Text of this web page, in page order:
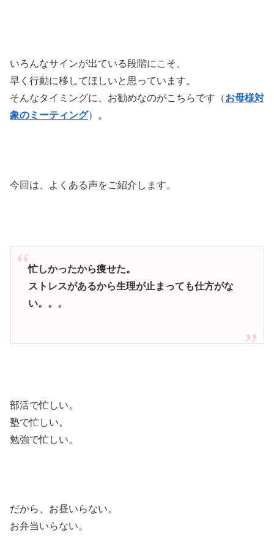
いろんなサインが出ている段階にこそ、
早く行動に移してほしいと思っています。
そんなタイミングに、お勧めなのがこちらです（お母様対
象のミーティング）。
今回は、よくある声をご紹介します。
忙しかったから痩せた。
ストレスがあるから生理が止まっても仕方がな
い。。。
部活で忙しい。
塾で忙しい。
勉強で忙しい。
だから、お昼いらない。
お弁当いらない。